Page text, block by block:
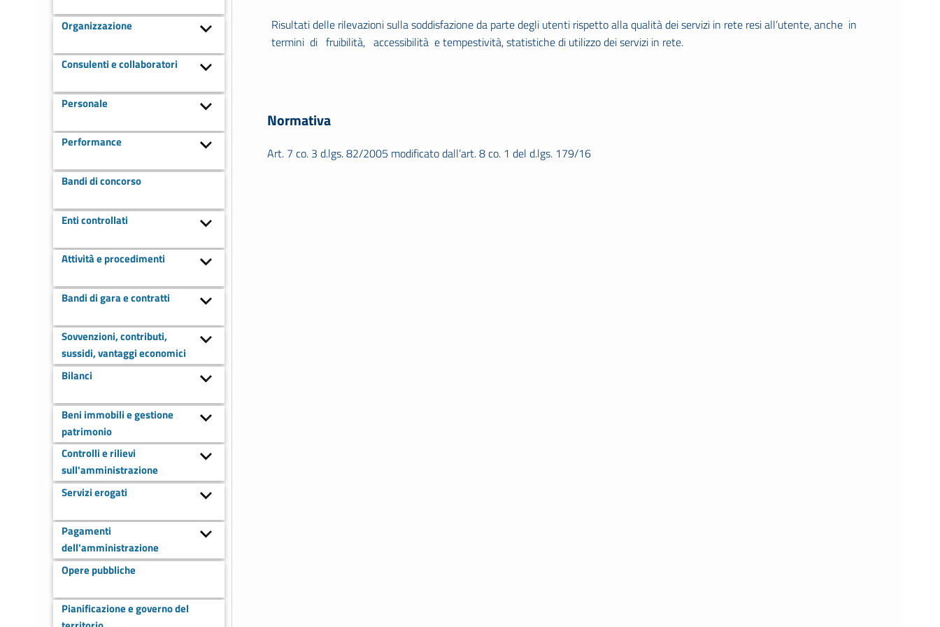
Organizzazione
Consulenti e collaboratori
Personale
Performance
Bandi di concorso
Enti controllati
Attività e procedimenti
Bandi di gara e contratti
Sovvenzioni, contributi,
sussidi, vantaggi economici
Bilanci
Beni immobili e gestione
patrimonio
Controlli e rilievi
sull'amministrazione
Servizi erogati
Pagamenti
dell'amministrazione
Opere pubbliche
Pianificazione e governo del
Risultati delle rilevazioni sulla soddisfazione da parte degli utenti rispetto alla qualità dei servizi in rete resi all’utente, anche in
termini di fruibilità, accessibilità e tempestività, statistiche di utilizzo dei servizi in rete.
Normativa
Art. 7 co. 3 d.lgs. 82/2005 modificato dall’art. 8 co. 1 del d.lgs. 179/16